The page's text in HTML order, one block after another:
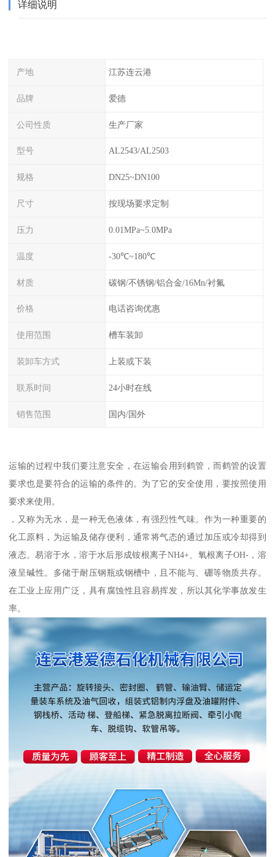
详细说明
产地 江苏连云港
品牌 爱德
公司性质 生产厂家
型号 AL2543/AL2503
规格 DN25~DN100
尺寸 按现场要求定制
压力 0.01MPa~5.0MPa
温度 -30℃~180℃
材质 碳钢/不锈钢/铝合金/16Mn/衬氟
价格 电话咨询优惠
使用范围 槽车装卸
装卸车方式 上装或下装
联系时间 24小时在线
销售范围 国内/国外
运输的过程中我们要注意安全，在运输会用到鹤管，而鹤管的设置
要求也是要符合的运输的条件的。为了它的安全使用，要按照使用
要求来使用。
，又称为无水，是一种无色液体，有强烈性气味。作为一种重要的
化工原料，为运输及储存便利，通常将气态的通过加压或冷却得到
液态。易溶于水，溶于水后形成铵根离子NH4+、氧根离子OH-，溶
液呈碱性。多储于耐压钢瓶或钢槽中，且不能与、硼等物质共存。
在工业上应用广泛，具有腐蚀性且容易挥发，所以其化学事故发生
率。